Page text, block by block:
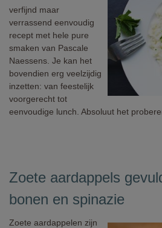
verfijnd maar
verrassend eenvoudig
recept met hele pure
smaken van Pascale
Naessens. Je kan het
bovendien erg veelzijdig
inzetten: van feestelijk
voorgerecht tot
eenvoudige lunch. Absoluut het
Zoete aardappels
bonen en spinazie
Zoete aardappelen zijn